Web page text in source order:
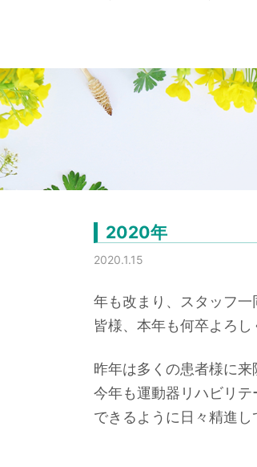
2020年
2020.1.15
年も改まり、スタッフ一
皆様、本年も何卒よろし
昨年は多くの患者様に来
今年も運動器リハビリ
できるように日々精進し